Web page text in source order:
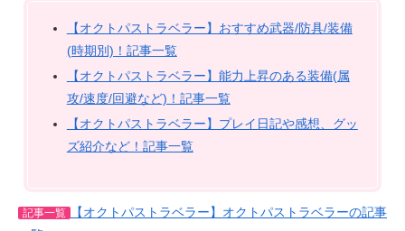
【オクトパストラベラー】おすすめ武器/防具/装備
(時期別)！記事一覧
【オクトパストラベラー】能力上昇のある装備(属
攻/速度/回避など)！記事一覧
【オクトパストラベラー】プレイ日記や感想、グッ
ズ紹介など！記事一覧
記事一覧
【オクトパストラベラー】オクトパストラベラーの記事